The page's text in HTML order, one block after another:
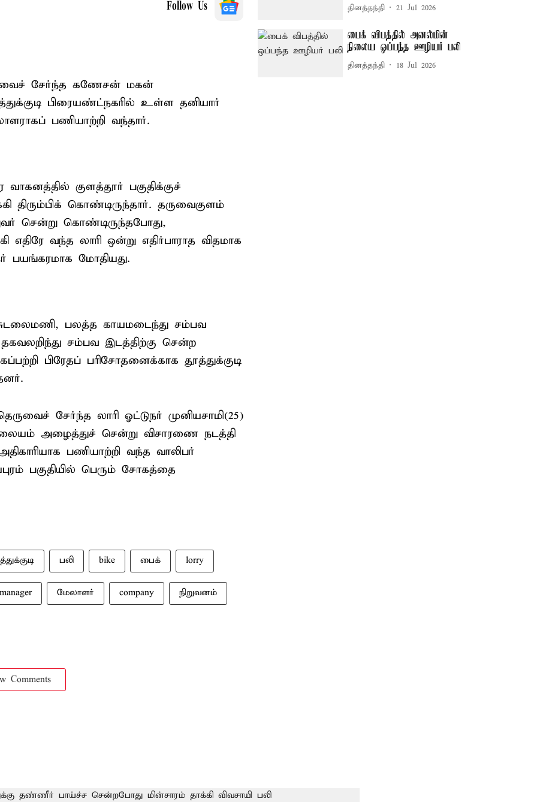
Follow Us
சேர்ந்த கணேசன் மகன்
பிரையண்ட்நகரில் உள்ள தனியார்
பணியாற்றி வந்தார்.
குளத்தூர் பகுதிக்குச்
திரும்பிக் கொண்டிருந்தார். தருவைகுளம்
சென்று கொண்டிருந்தபோது,
எதிரே வந்த லாரி ஒன்று எதிர்பாராத விதமாக
பயங்கரமாக மோதியது.
பலத்த காயமடைந்து சம்பவ
தகவலறிந்து சம்பவ இடத்திற்கு சென்ற
பிரேதப் பரிசோதனைக்காக தூத்துக்குடி
சேர்ந்த லாரி ஓட்டுநர் முனியசாமி(25)
அழைத்துச் சென்று விசாரணை நடத்தி
பணியாற்றி வந்த வாலிபர்
பகுதியில் பெரும் சோகத்தை
பலி bike பைக் lorry
manager மேலாளர் company நிறுவனம்
Comments
தினத்தந்தி 21 Jul 2026
பைக் விபத்தில் அனல்மின்
நிலைய ஒப்பந்த ஊழியர் பலி
தினத்தந்தி 18 Jul 2026